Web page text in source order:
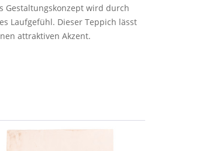
Gestaltungskonzept wird durch
Laufgefühl. Dieser Teppich lässt
attraktiven Akzent.